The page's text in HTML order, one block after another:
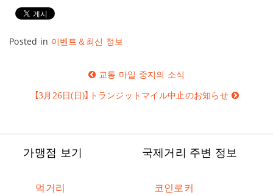
Posted in 이벤트＆최신 정보
교통 마일 중지의 소식
【3月26日(日)】トランジットマイル中止のお知らせ
가맹점 보기
먹거리
국제거리 주변 정보
코인로커